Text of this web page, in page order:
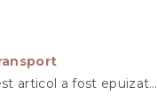
articol a fost epuizat…